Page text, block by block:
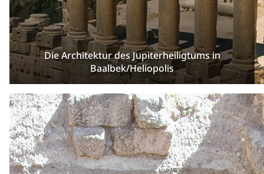
Die Architektur des Jupiterheiligtums in
Baalbek/Heliopolis